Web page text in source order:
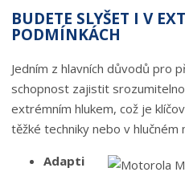
BUDETE SLYŠET I V
PODMÍNKÁCH
Jedním z hlavních důvodů pro
schopnost zajistit
extrémním hlukem, což je
těžké techniky nebo v
Adapti